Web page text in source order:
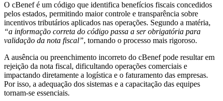
O cBenef é um código que identifica benefícios fiscais concedidos
pelos estados, permitindo maior controle e transparência sobre
incentivos tributários aplicados nas operações. Segundo a matéria,
“a informação correta do código passa a ser obrigatória para
validação da nota fiscal”, tornando o processo mais rigoroso.
A ausência ou preenchimento incorreto do cBenef pode resultar em
rejeição da nota fiscal, dificultando operações comerciais e
impactando diretamente a logística e o faturamento das empresas.
Por isso, a adequação dos sistemas e a capacitação das equipes
tornam-se essenciais.